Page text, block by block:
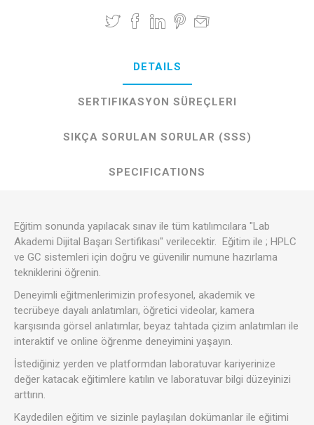
DETAILS
SERTIFIKASYON SÜREÇLERI
SIKÇA SORULAN SORULAR (SSS)
SPECIFICATIONS
Eğitim sonunda yapılacak sınav ile tüm katılımcılara "Lab
Akademi Dijital Başarı Sertifikası" verilecektir. Eğitim ile ; HPLC
ve GC sistemleri için doğru ve güvenilir numune hazırlama
tekniklerini öğrenin.
Deneyimli eğitmenlerimizin profesyonel, akademik ve
tecrübeye dayalı anlatımları, öğretici videolar, kamera
karşısında görsel anlatımlar, beyaz tahtada çizim anlatımları ile
interaktif ve online öğrenme deneyimini yaşayın.
İstediğiniz yerden ve platformdan laboratuvar kariyerinize
değer katacak eğitimlere katılın ve laboratuvar bilgi düzeyinizi
arttırın.
Kaydedilen eğitim ve sizinle paylaşılan dokümanlar ile eğitimi